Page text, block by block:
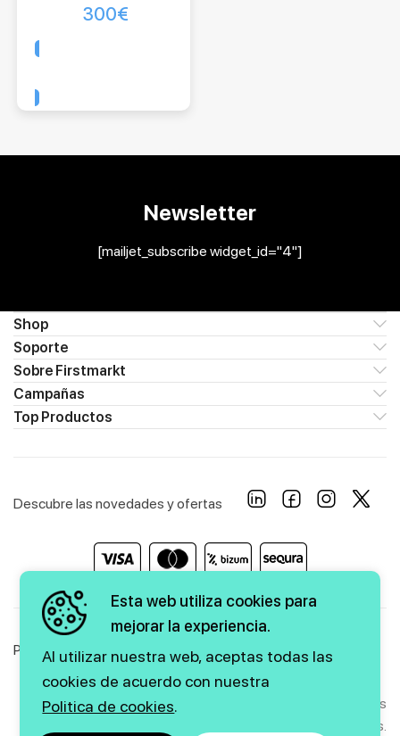
300€
Newsletter
[mailjet_subscribe widget_id="4"]
Shop
Soporte
Sobre Firstmarkt
Campañas
Top Productos
Descubre las novedades y ofertas
Política de Privacidad Política de Cookies Aviso Legal
Copyright © 2026 firstmarkt. Todos los derechos
reservados.
Esta web utiliza cookies para
mejorar la experiencia.
Al utilizar nuestra web, aceptas todas las
cookies de acuerdo con nuestra
Politica de cookies.